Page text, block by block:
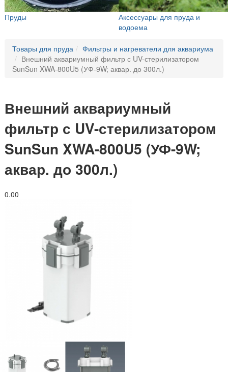
Пруды
Аксессуары для пруда и
водоема
Товары для пруда
Фильтры и нагреватели для аквариума
Внешний аквариумный фильтр с UV-стерилизатором
SunSun XWA-800U5 (УФ-9W; аквар. до 300л.)
Внешний аквариумный
фильтр с UV-стерилизатором
SunSun XWA-800U5 (УФ-9W;
аквар. до 300л.)
0.00